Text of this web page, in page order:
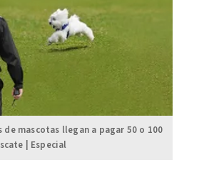
de mascotas llegan a pagar 50 o 100
| Especial